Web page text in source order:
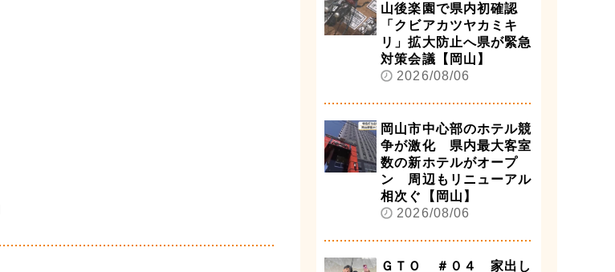
山後楽園で県内初確認
「クビアカツヤカミキ
リ」拡大防止へ県が緊急
対策会議【岡山】
2026/08/06
岡山市中心部のホテル競
争が激化 県内最大客室
数の新ホテルがオープ
ン 周辺もリニューアル
相次ぐ【岡山】
2026/08/06
ＧＴＯ ＃０４ 家出し